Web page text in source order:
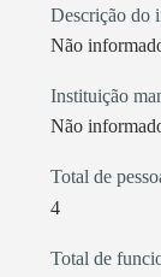
Descrição do
Não
Instituição
Não
Total de
4
Total de